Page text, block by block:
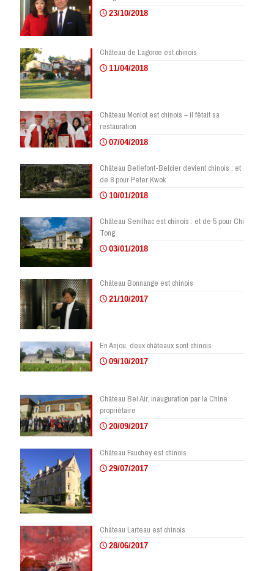
23/10/2018
Château de Lagorce est chinois
11/04/2018
Château Monlot est chinois – il fêtait sa
restauration
07/04/2018
Château Bellefont-Belcier devient chinois : et
de 8 pour Peter Kwok
10/01/2018
Château Senilhac est chinois : et de 5 pour Chi
Tong
03/01/2018
Château Bonnange est chinois
21/10/2017
En Anjou, deux châteaux sont chinois
09/10/2017
Château Bel Air, inauguration par la Chine
propriétaire
20/09/2017
Château Fauchey est chinois
29/07/2017
Château Larteau est chinois
28/06/2017